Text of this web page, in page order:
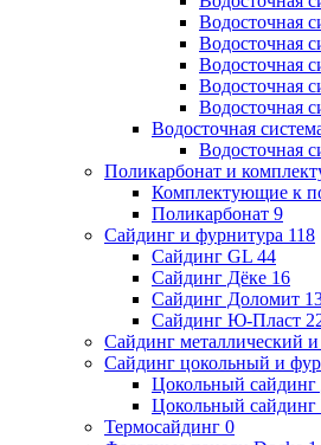
Водосточная
Водосточная
Водосточная
Водосточная
Водосточная
Водосточная
Водосточная
Поликарбонат и
Комплектующие к
Поликарбонат 9
Сайдинг и фурнитура 118
Сайдинг GL 44
Сайдинг Дёке 16
Сайдинг Доломит
Сайдинг Ю-Пласт
Сайдинг металлический
Сайдинг цокольный и
Цокольный
Цокольный
Термосайдинг 0